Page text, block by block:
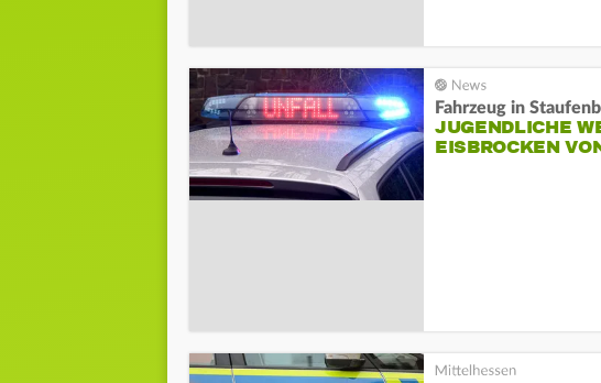
Fahrzeug in
JUGENDLICHE
EISBROCKEN